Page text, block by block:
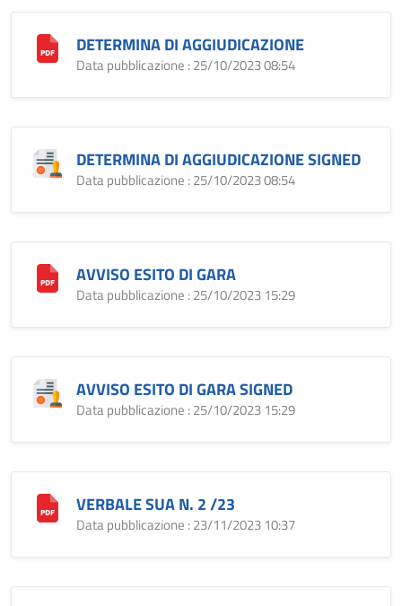
DETERMINA DI AGGIUDICAZIONE
Data pubblicazione : 25/10/2023 08:54
DETERMINA DI AGGIUDICAZIONE SIGNED
Data pubblicazione : 25/10/2023 08:54
AVVISO ESITO DI GARA
Data pubblicazione : 25/10/2023 15:29
AVVISO ESITO DI GARA SIGNED
Data pubblicazione : 25/10/2023 15:29
VERBALE SUA N. 2 /23
Data pubblicazione : 23/11/2023 10:37